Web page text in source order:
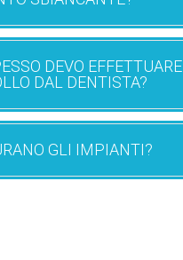
DEVO EFFETTUARE
DAL DENTISTA?
GLI IMPIANTI?